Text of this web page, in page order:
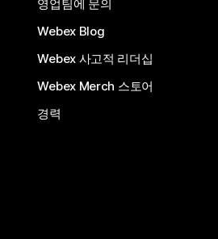
영업팀에 문의
Webex Blog
Webex 사고적 리더십
Webex Merch 스토어
경력